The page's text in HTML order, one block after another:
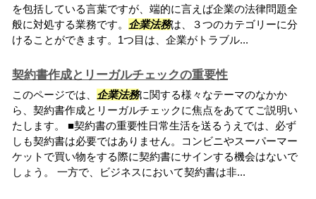
を包括している言葉ですが、端的に言えば企業の法律問題全
般に対処する業務です。 企業法務は、３つのカテゴリーに分
けることができます。1つ目は、企業がトラブル...
契約書作成とリーガルチェックの重要性
このページでは、 企業法務に関する様々なテーマのなかか
ら、契約書作成とリーガルチェックに焦点をあててご説明い
たします。 ■契約書の重要性日常生活を送るうえでは、必ず
しも契約書は必要ではありません。コンビニやスーパーマー
ケットで買い物をする際に契約書にサインする機会はないで
しょう。 一方で、ビジネスにおいて契約書は非...